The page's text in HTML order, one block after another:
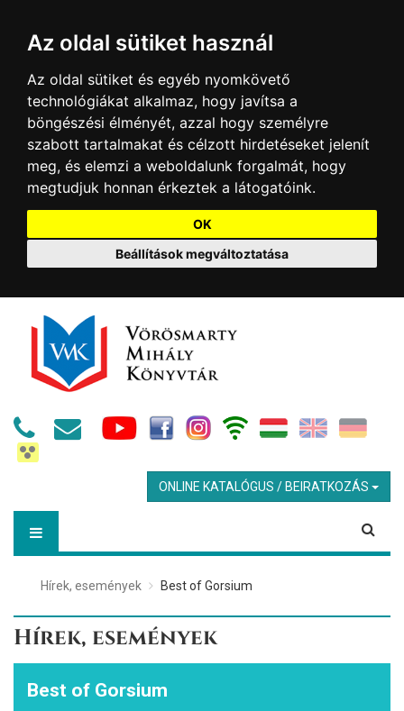
Az oldal sütiket használ
Az oldal sütiket és egyéb nyomkövető
technológiákat alkalmaz, hogy javítsa a
böngészési élményét, azzal hogy személyre
szabott tartalmakat és célzott hirdetéseket jelenít
meg, és elemzi a weboldalunk forgalmát, hogy
megtudjuk honnan érkeztek a látogatóink.
OK
Beállítások megváltoztatása
ONLINE KATALÓGUS / BEIRATKOZÁS
Hírek, események Best of Gorsium
Hírek, események
Best of Gorsium